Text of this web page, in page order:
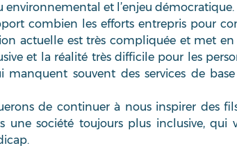
environnemental et l’enjeu démocratique.
combien les efforts entrepris pour
actuelle est très compliquée et met en
et la réalité très difficile pour les
manquent souvent des services de
de continuer à nous inspirer des
une société toujours plus inclusive, qui